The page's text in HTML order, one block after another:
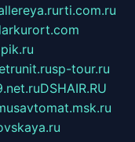
rti.com.ru
sp-tour.ru
DSHAIR.RU